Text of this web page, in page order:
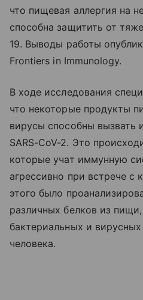
что пищевая аллергия на
способна защитить от
19. Выводы работы
Frontiers in Immunology.
В ходе исследования
что некоторые продукты
вирусы способны вызвать
SARS-CoV-2. Это
которые учат иммунную
агрессивно при встрече с
этого было
различных белков из
бактериальных и вирусных
человека.